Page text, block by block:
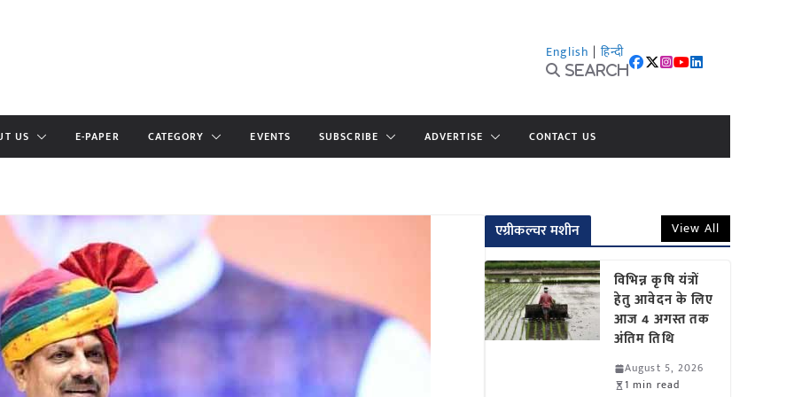
English | हिन्दी
Search
US E-PAPER CATEGORY EVENTS SUBSCRIBE ADVERTISE CONTACT US
एग्रीकल्चर मशीन View All
विभिन्न कृषि यंत्रों
हेतु आवेदन के लिए
आज 4 अगस्त तक
अंतिम तिथि
August 5, 2026
1 min read